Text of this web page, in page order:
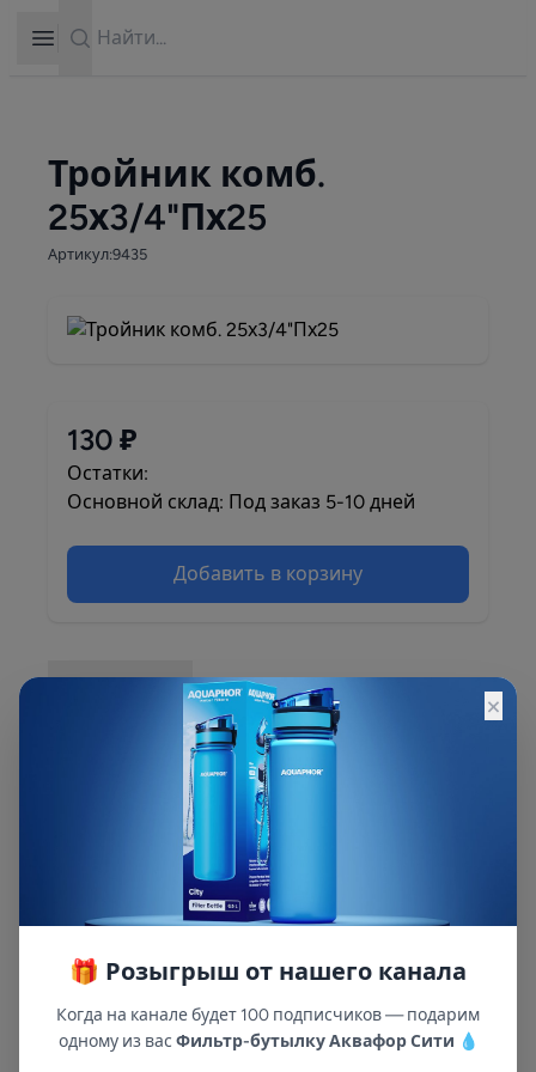
Open sidebar
Тройник комб.
25х3/4"Пх25
Артикул:9435
130 ₽
Остатки:
Основной склад: Под заказ 5-10 дней
Добавить в корзину
Описание и характеристики смотрите на
×
🎁 Розыгрыш от нашего канала
Когда на канале будет 100 подписчиков — подарим
одному из вас Фильтр-бутылку Аквафор Сити 💧